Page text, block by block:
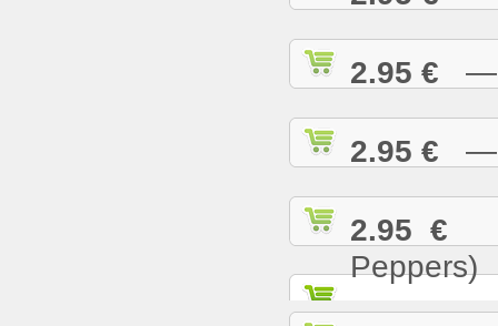
2.95 € —
2.95 € —
2.95 €
Peppers)